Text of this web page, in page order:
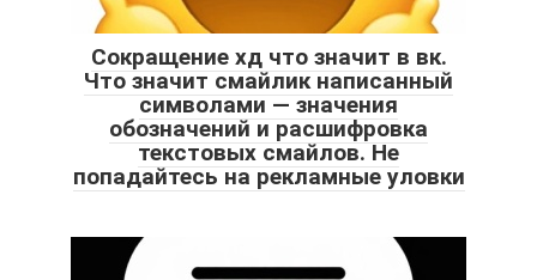
Сокращение хд что значит в вк.
Что значит смайлик написанный
символами — значения
обозначений и расшифровка
текстовых смайлов. Не
попадайтесь на рекламные уловки